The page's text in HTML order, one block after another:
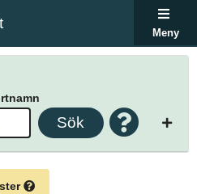
Meny
Sök